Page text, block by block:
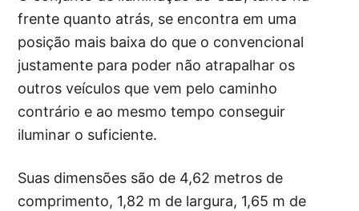
frente quanto atrás, se encontra em uma
posição mais baixa do que o convencional
justamente para poder não atrapalhar os
outros veículos que vem pelo caminho
contrário e ao mesmo tempo conseguir
iluminar o suficiente.
Suas dimensões são de 4,62 metros de
comprimento, 1,82 m de largura, 1,65 m de